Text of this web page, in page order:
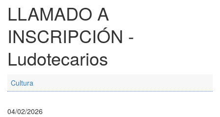
LLAMADO A
INSCRIPCIÓN -
Ludotecarios
Cultura
04/02/2026